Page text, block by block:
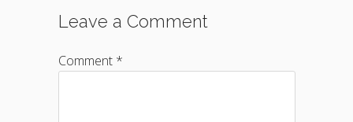
Leave a Comment
Comment *